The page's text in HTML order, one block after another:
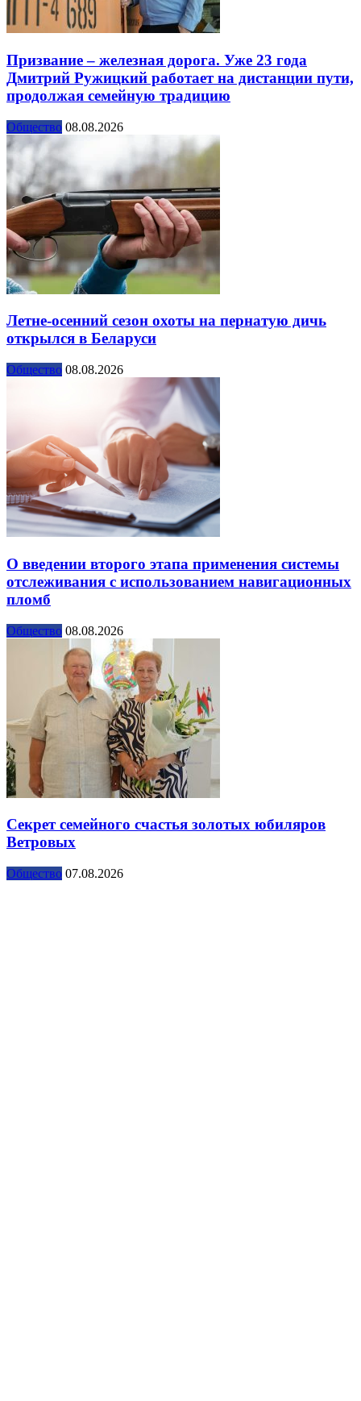
Призвание – железная дорога. Уже 23 года
Дмитрий Ружицкий работает на дистанции пути,
продолжая семейную традицию
Общество 08.08.2026
Летне-осенний сезон охоты на пернатую дичь
открылся в Беларуси
Общество 08.08.2026
О введении второго этапа применения системы
отслеживания с использованием навигационных
пломб
Общество 08.08.2026
Секрет семейного счастья золотых юбиляров
Ветровых
Общество 07.08.2026